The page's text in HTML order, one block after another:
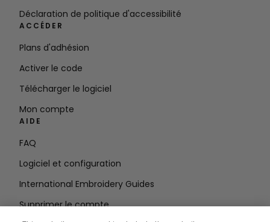
Déclaration de politique d'accessibilité
ACCÉDER
Plans d'adhésion
Activer le code
Télécharger le logiciel
Mon compte
AIDE
FAQ
Logiciel et configuration
International Embroidery Guides
Supprimer le compte